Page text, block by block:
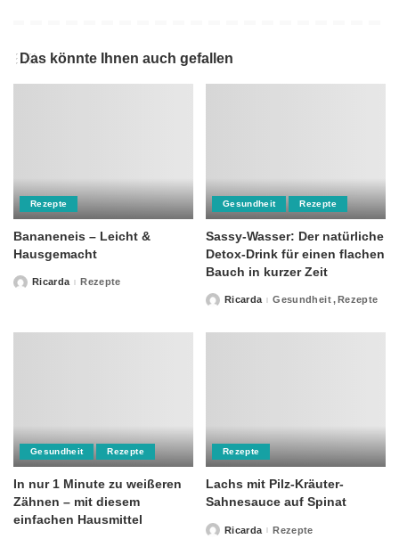
Das könnte Ihnen auch gefallen
Rezepte
Bananeneis – Leicht &
Hausgemacht
PostedRicarda Rezepte
Gesundheit Rezepte
Sassy-Wasser: Der natürliche
Detox-Drink für einen flachen
Bauch in kurzer Zeit
PostedRicarda Gesundheit Rezepte
Gesundheit Rezepte
In nur 1 Minute zu weißeren
Zähnen – mit diesem
einfachen Hausmittel
Rezepte
Lachs mit Pilz-Kräuter-
Sahnesauce auf Spinat
PostedRicarda Rezepte